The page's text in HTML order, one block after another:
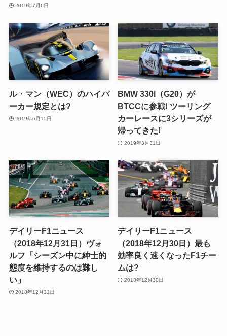
2019年7月6日
ル・マン（WEC）のハイパ
ーカー規定とは?
2019年6月15日
BMW 330i（G20）が
BTCCに参戦! ツーリング
カーレースに3シリーズが
帰ってきた!
2019年3月31日
デイリーF1ニュース
（2018年12月31日）ヴォ
ルフ「シーズン中に紳士的
態度を維持するのは難し
い」
2018年12月31日
デイリーF1ニュース
（2018年12月30日）最も
効率良く速くなったF1チー
ムは?
2018年12月30日